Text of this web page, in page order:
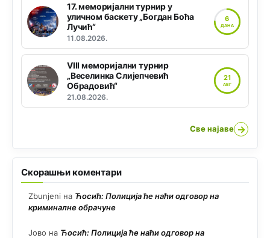
17. меморијални турнир у
уличном баскету „Богдан Боћа
Лучић“
11.08.2026.
6
ДАНА
VIII меморијални турнир
„Веселинка Слијепчевић
Обрадовић“
21.08.2026.
21
АВГ
Све најаве →
Скорашњи коментари
Zbunjeni на Ћосић: Полиција ће наћи одговор на
криминалне обрачуне
Јово на Ћосић: Полиција ће наћи одговор на